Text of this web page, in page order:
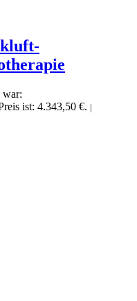
war:
ist: 4.343,50 €. |